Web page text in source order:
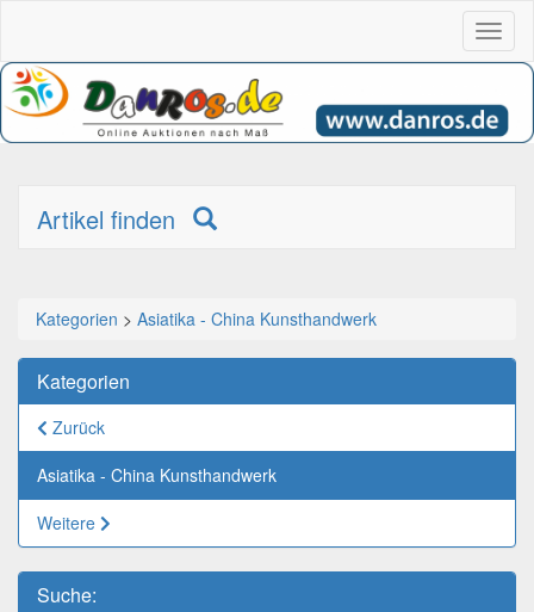
Artikel finden
Kategorien > Asiatika - China Kunsthandwerk
Kategorien
Zurück
Asiatika - China Kunsthandwerk
Weitere
Suche: